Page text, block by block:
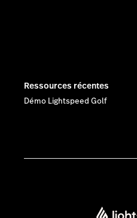
Ressources récentes
Démo Lightspeed Golf